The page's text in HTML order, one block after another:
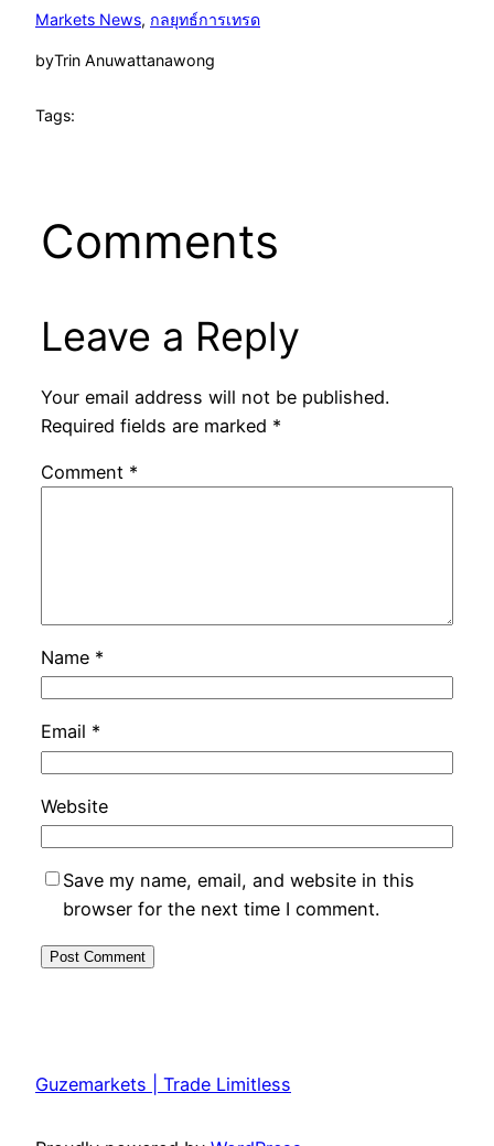
Markets News, กลยุทธ์การเทรด
byTrin Anuwattanawong
Tags:
Comments
Leave a Reply
Your email address will not be published.
Required fields are marked *
Comment *
Name *
Email *
Website
Save my name, email, and website in this
browser for the next time I comment.
Guzemarkets | Trade Limitless